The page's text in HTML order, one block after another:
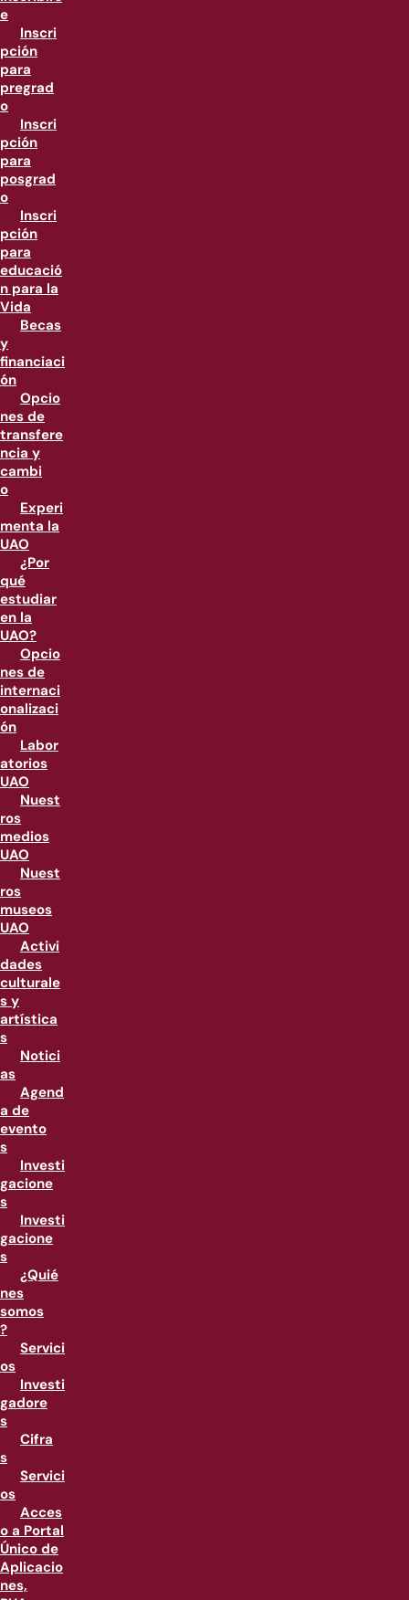
e
Inscri
pción
para
pregrad
o
Inscri
pción
para
posgrad
o
Inscri
pción
para
educació
n para la
Vida
Becas
y
financiaci
ón
Opcio
nes de
transfere
ncia y
cambi
o
Experi
menta la
UAO
¿Por
qué
estudiar
en la
UAO?
Opcio
nes de
internaci
onalizaci
ón
Labor
atorios
UAO
Nuest
ros
medios
UAO
Nuest
ros
museos
UAO
Activi
dades
culturale
s y
artística
s
Notici
as
Agend
a de
evento
s
Investi
gacione
s
Investi
gacione
s
¿Quié
nes
somos
?
Servici
os
Investi
gadore
s
Cifra
s
Servici
os
Acces
o a Portal
Único de
Aplicacio
nes,